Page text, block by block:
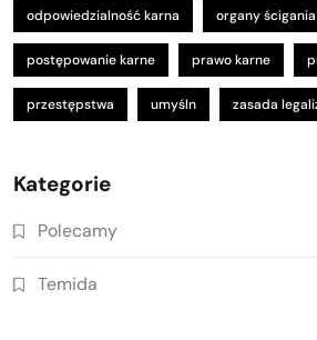
odpowiedzialność karna organy ścigania
postępowanie karne prawo karne
przestępstwa umyśln zasada
Kategorie
Polecamy
Temida